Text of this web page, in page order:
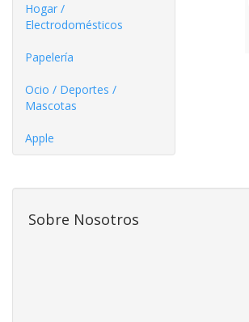
Hogar /
Electrodomésticos
Papelería
Ocio / Deportes /
Mascotas
Apple
Sobre Nosotros